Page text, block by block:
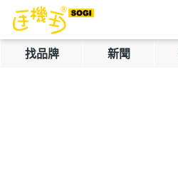
找品牌 新聞